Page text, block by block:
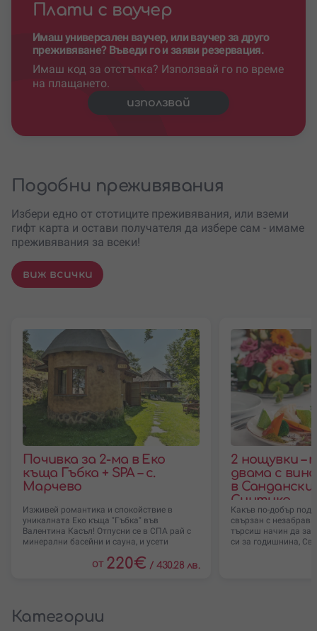
Плати с ваучер
Имаш универсален ваучер, или ваучер за друго
преживяване? Въведи го и заяви резервация.
Имаш код за отстъпка? Използвай го по време
на плащането.
използвай
Подобни преживявания
Избери едно от стотиците преживявания, или вземи
гифт карта и остави получателя да избере сам - имаме
преживявания за всеки!
виж всички
Почивка за 2-ма в Еко
къща Гъбка + SPA – с.
Марчево
Изживей романтика и спокойствие в
уникалната Еко къща "Гъбка" във
Валентина Касъл! Отпусни се в СПА рай с
минерални басейни и сауна, и усети
от 220€ / 430.28 лв.
2 нощувки –
двама с
в Сандански
Синтика
Какъв по-добър
свързан с
търсиш начин да
си за годишнина,
Категории